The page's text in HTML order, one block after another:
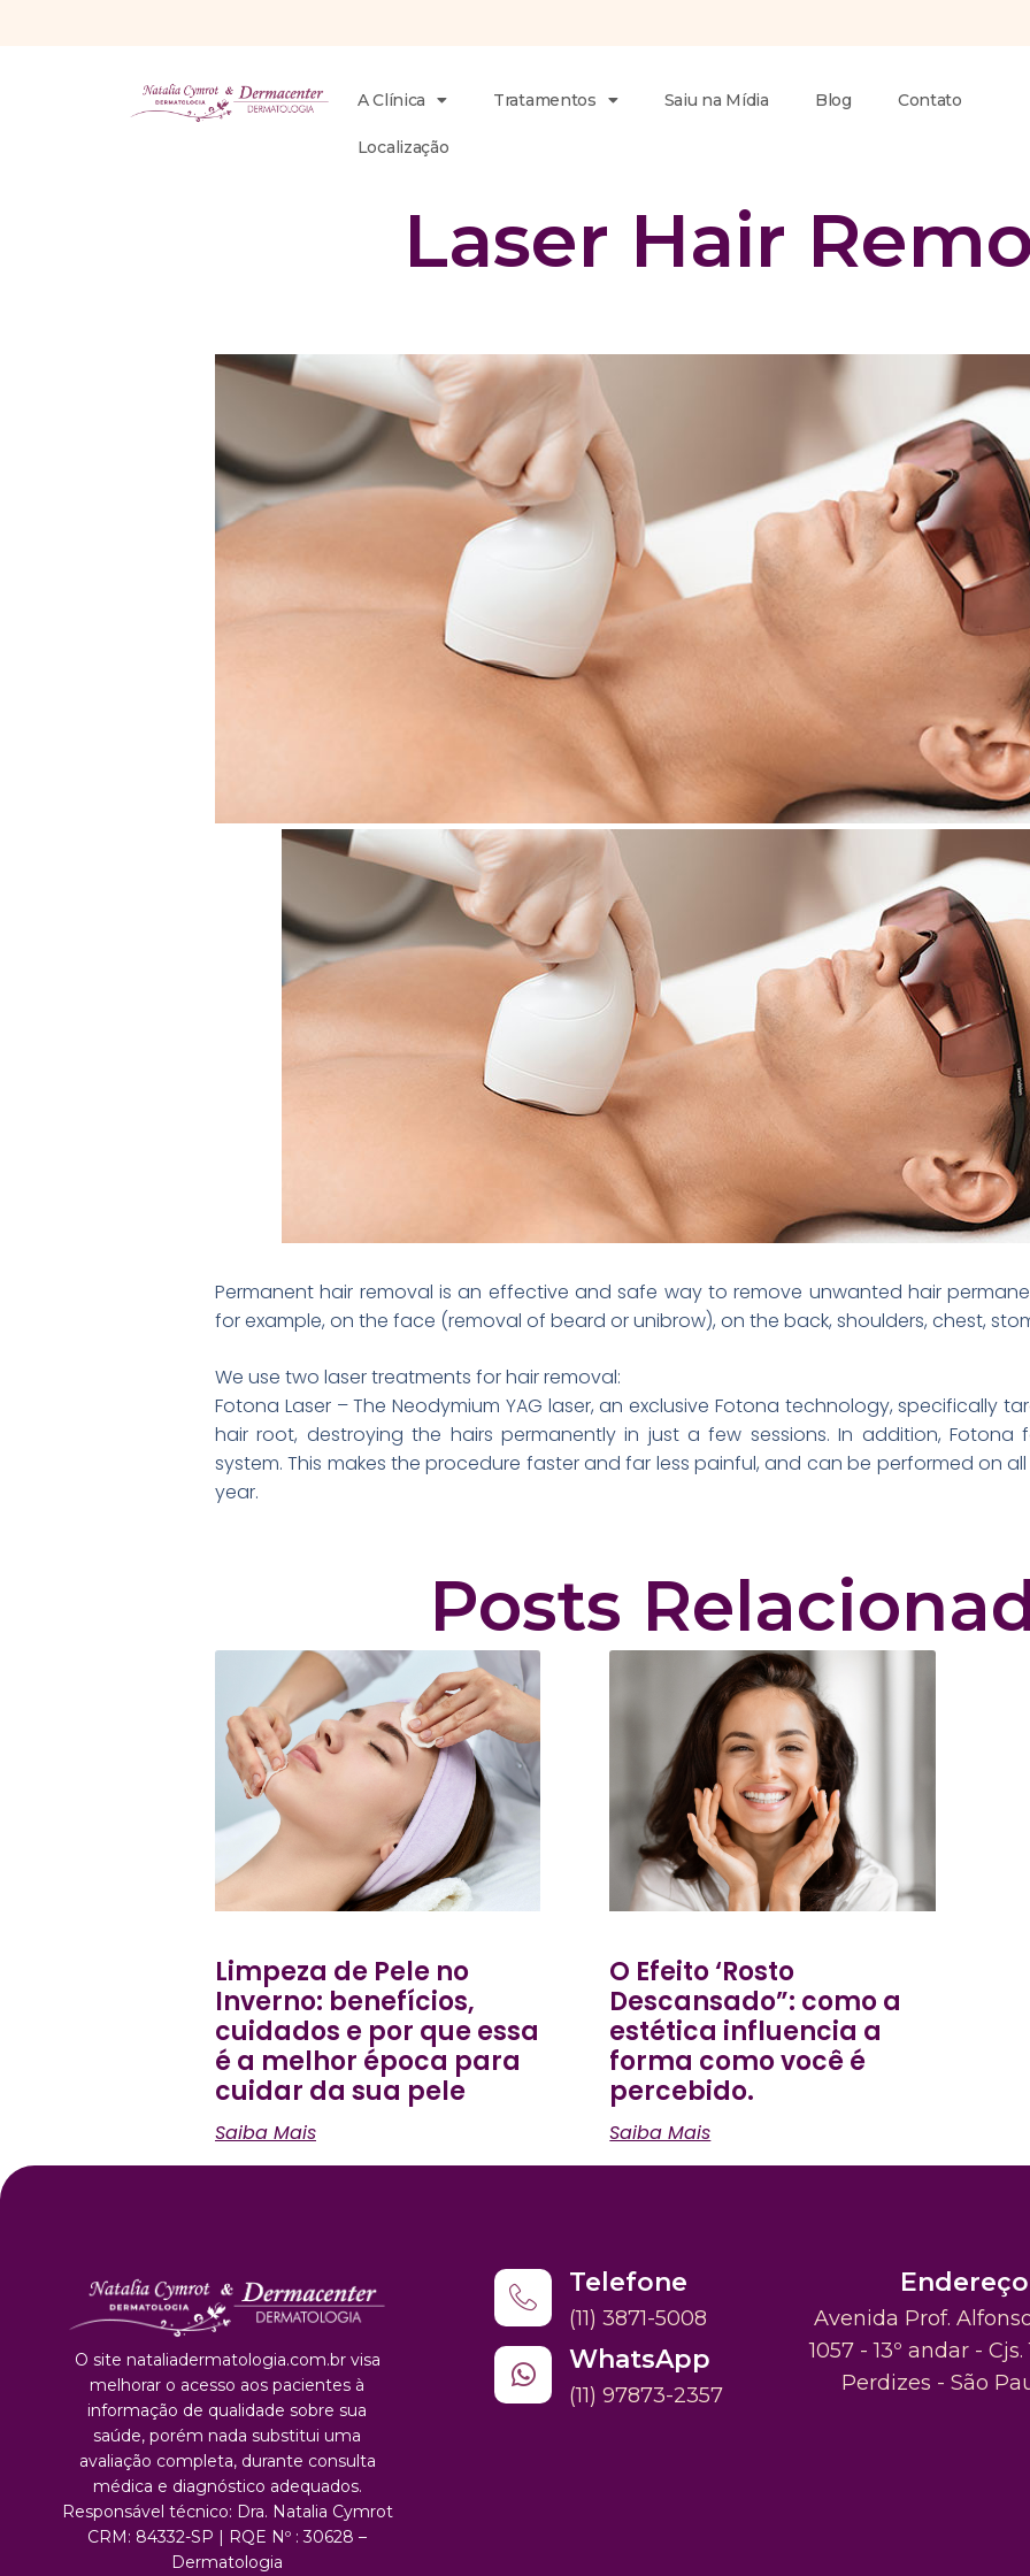
A Clínica Tratamentos Saiu na Mídia Blog Contato
Localização
Laser Hair
Permanent hair removal is an effective and safe way to remove unwanted hair
for example, on the face (removal of beard or unibrow), on the back, shoulders, chest,
We use two laser treatments for hair removal:
Fotona Laser – The Neodymium YAG laser, an exclusive Fotona technology, specifically
hair root, destroying the hairs permanently in just a few sessions. In addition, Fotona
system. This makes the procedure faster and far less painful, and can be performed on
year.
Posts
Limpeza de Pele no
Inverno: benefícios,
cuidados e por que essa
é a melhor época para
cuidar da sua pele
Saiba Mais
O Efeito ‘Rosto
Descansado”: como a
estética influencia a
forma como você é
percebido.
Saiba Mais
O site nataliadermatologia.com.br visa
melhorar o acesso aos pacientes à
informação de qualidade sobre sua
saúde, porém nada substitui uma
avaliação completa, durante consulta
médica e diagnóstico adequados.
Responsável técnico: Dra. Natalia Cymrot
CRM: 84332-SP | RQE Nº : 30628 –
Dermatologia
Telefone
(11) 3871-5008
WhatsApp
(11) 97873-2357
Endereço
Avenida Prof.
1057 - 13º andar - Cjs.
Perdizes - São